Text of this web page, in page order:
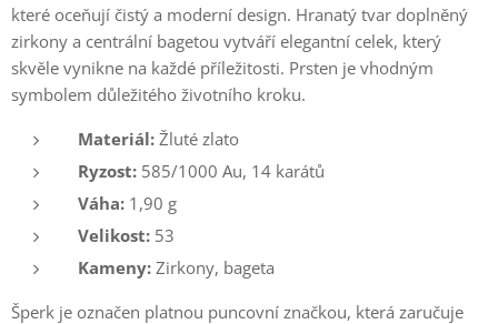
které oceňují čistý a moderní design. Hranatý tvar doplněný
zirkony a centrální bagetou vytváří elegantní celek, který
skvěle vynikne na každé příležitosti. Prsten je vhodným
symbolem důležitého životního kroku.
Materiál: Žluté zlato
Ryzost: 585/1000 Au, 14 karátů
Váha: 1,90 g
Velikost: 53
Kameny: Zirkony, bageta
Šperk je označen platnou puncovní značkou, která zaručuje